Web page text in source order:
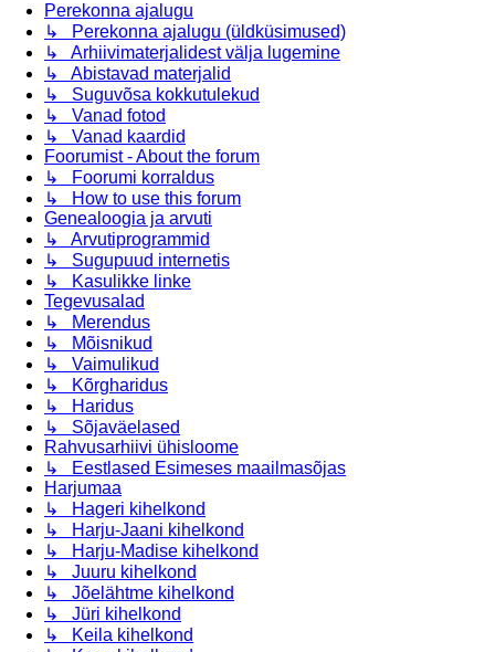
Perekonna ajalugu
↳ Perekonna ajalugu (üldküsimused)
↳ Arhiivimaterjalidest välja lugemine
↳ Abistavad materjalid
↳ Suguvõsa kokkutulekud
↳ Vanad fotod
↳ Vanad kaardid
Foorumist - About the forum
↳ Foorumi korraldus
↳ How to use this forum
Genealoogia ja arvuti
↳ Arvutiprogrammid
↳ Sugupuud internetis
↳ Kasulikke linke
Tegevusalad
↳ Merendus
↳ Mõisnikud
↳ Vaimulikud
↳ Kõrgharidus
↳ Haridus
↳ Sõjaväelased
Rahvusarhiivi ühisloome
↳ Eestlased Esimeses maailmasõjas
Harjumaa
↳ Hageri kihelkond
↳ Harju-Jaani kihelkond
↳ Harju-Madise kihelkond
↳ Juuru kihelkond
↳ Jõelähtme kihelkond
↳ Jüri kihelkond
↳ Keila kihelkond